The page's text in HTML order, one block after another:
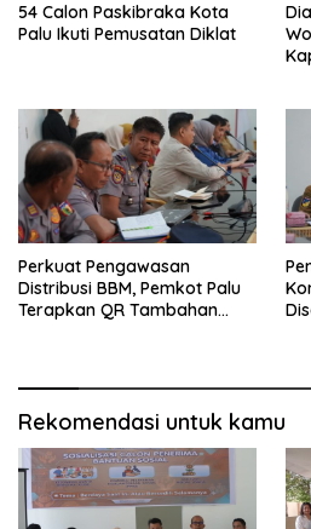
54 Calon Paskibraka Kota
Palu Ikuti Pemusatan Diklat
Perkuat Pengawasan
Distribusi BBM, Pemkot Palu
Terapkan QR Tambahan
Rekomendasi untuk kamu